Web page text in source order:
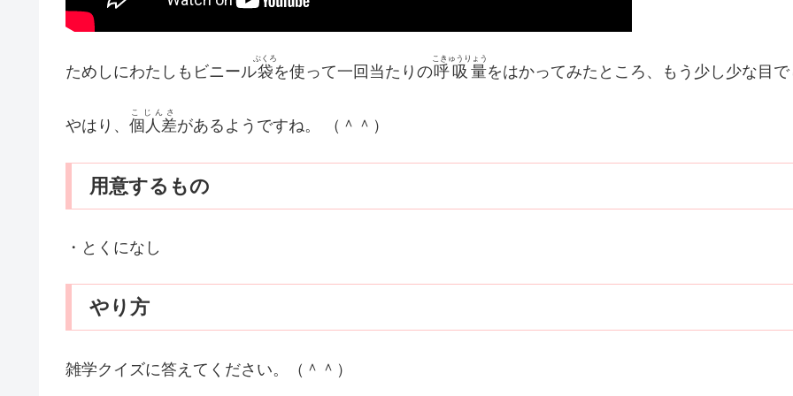
ためしにわたしもビニール袋
ぶくろ
を使って一回当たりの呼吸量
こきゅうりょう
をはかってみたところ、もう少し少な目
やはり、 個人差
こじんさ
があるようですね。 （＾＾）
用意するもの
・とくになし
やり方
雑学クイズに答えてください。（＾＾）